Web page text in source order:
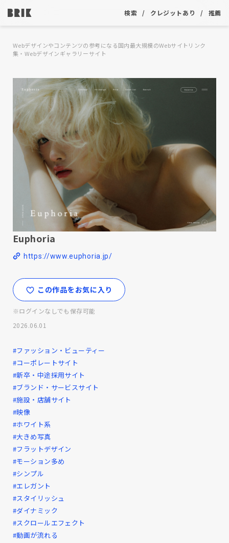
検索 クレジットあり 推薦
Webデザインやコンテンツの参考になる国内最大規模のWebサイトリンク
集・Webデザインギャラリーサイト
Euphoria
https://www.euphoria.jp/
この作品をお気に入り
※ログインなしでも保存可能
2026.06.01
#ファッション・ビューティー
#コーポレートサイト
#新卒・中途採用サイト
#ブランド・サービスサイト
#施設・店舗サイト
#映像
#ホワイト系
#大きめ写真
#フラットデザイン
#モーション多め
#シンプル
#エレガント
#スタイリッシュ
#ダイナミック
#スクロールエフェクト
#動画が流れる